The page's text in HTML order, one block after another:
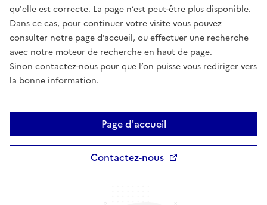
qu'elle est correcte. La page n’est peut-être plus disponible.
Dans ce cas, pour continuer votre visite vous pouvez
consulter notre page d’accueil, ou effectuer une recherche
avec notre moteur de recherche en haut de page.
Sinon contactez-nous pour que l’on puisse vous rediriger vers
la bonne information.
Page d'accueil
Contactez-nous